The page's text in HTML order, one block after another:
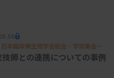
日本臨床微生物学会総会・学術集会特
師との連携についての事例